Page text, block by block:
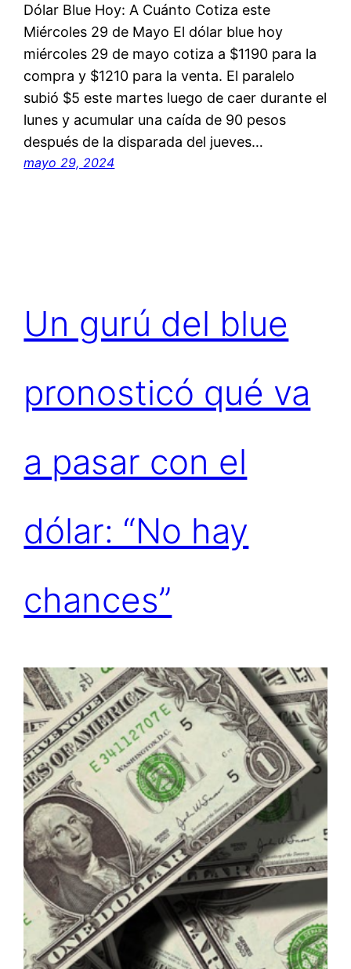
Dólar Blue Hoy: A Cuánto Cotiza este
Miércoles 29 de Mayo El dólar blue hoy
miércoles 29 de mayo cotiza a $1190 para la
compra y $1210 para la venta. El paralelo
subió $5 este martes luego de caer durante el
lunes y acumular una caída de 90 pesos
después de la disparada del jueves…
mayo 29, 2024
Un gurú del blue
pronosticó qué va
a pasar con el
dólar: “No hay
chances”